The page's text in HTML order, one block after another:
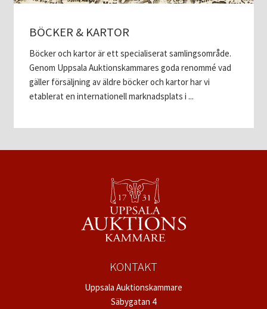
BÖCKER & KARTOR
Böcker och kartor är ett specialiserat samlingsområde.
Genom Uppsala Auktionskammares goda renommé vad
gäller försäljning av äldre böcker och kartor har vi
etablerat en internationell marknadsplats i ...
KONTAKT
Uppsala Auktionskammare
Säbygatan 4